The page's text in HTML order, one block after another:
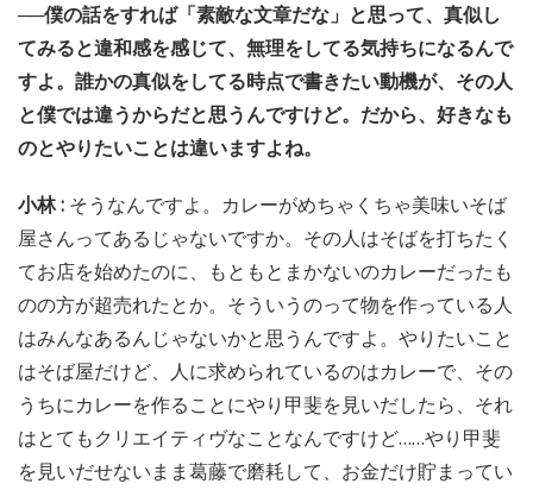
──僕の話をすれば「素敵な文章だな」と思って、真似し
てみると違和感を感じて、無理をしてる気持ちになるんで
すよ。誰かの真似をしてる時点で書きたい動機が、その人
と僕では違うからだと思うんですけど。だから、好きなも
のとやりたいことは違いますよね。
小林 : そうなんですよ。カレーがめちゃくちゃ美味いそば
屋さんってあるじゃないですか。その人はそばを打ちたく
てお店を始めたのに、もともとまかないのカレーだったも
のの方が超売れたとか。そういうのって物を作っている人
はみんなあるんじゃないかと思うんですよ。やりたいこと
はそば屋だけど、人に求められているのはカレーで、その
うちにカレーを作ることにやり甲斐を見いだしたら、それ
はとてもクリエイティヴなことなんですけど……やり甲斐
を見いだせないまま葛藤で磨耗して、お金だけ貯まってい